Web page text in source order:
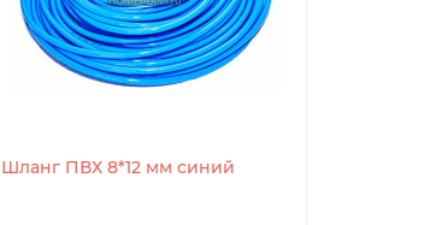
Шланг ПВХ 8*12 мм синий